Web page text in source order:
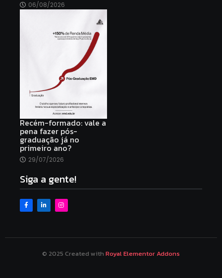
06/08/2026
Recém-formado: vale a
pena fazer pós-
graduação já no
primeiro ano?
29/07/2026
Siga a gente!
© 2025 Created with Royal Elementor Addons